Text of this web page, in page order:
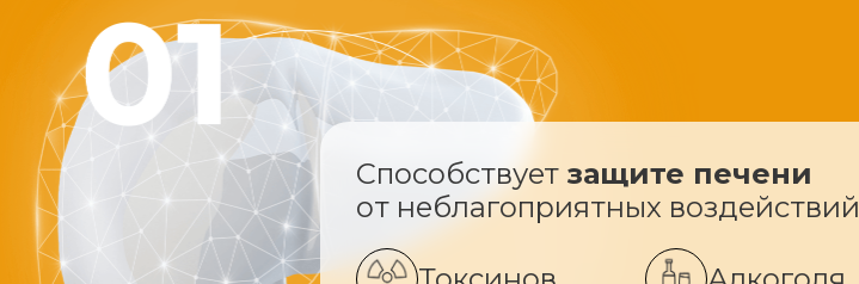
Способствует защите печени
от неблагоприятных воздействий